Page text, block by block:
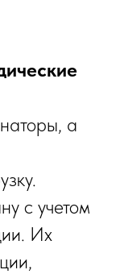
а
с учетом
Их